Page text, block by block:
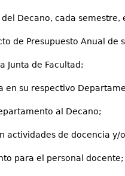
Decano, cada
de Presupuesto Anual de
Junta de Facultad;
en su respectivo
al Decano;
actividades de docencia
para el personal docente;